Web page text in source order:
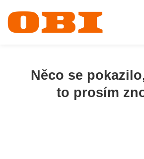
Něco se
to prosím